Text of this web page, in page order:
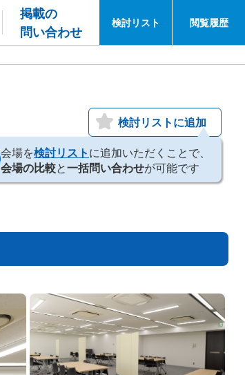
掲載の
問い合わせ
検討リスト 閲覧履歴
検討リストに追加
会場を検討リストに追加いただくことで、
会場の比較と一括問い合わせが可能です